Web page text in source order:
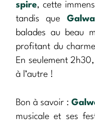
spire, cette
tandis que
balades au beau
profitant du
En seulement
à l’autre !
Bon à savoir :
musicale et ses